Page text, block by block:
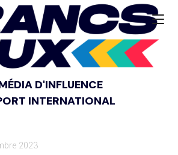
D'INFLUENCE
INTERNATIONAL
2023